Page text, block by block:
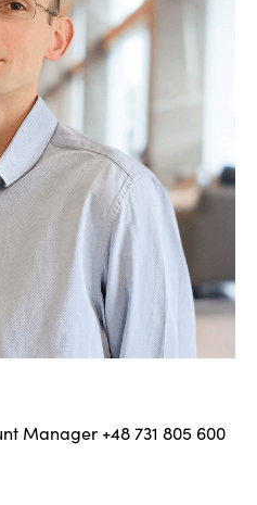
Manager+48 731 805 600